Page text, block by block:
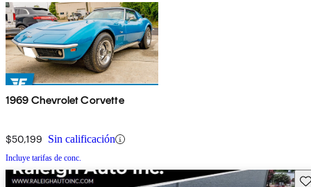
1969 Chevrolet Corvette
$50,199 Sin calificación
Incluye tarifas de conc.